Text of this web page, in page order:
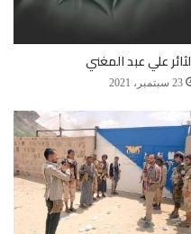
عقدته قيادات شركة
الماضي لغرض الحصول
تحقيق موارد للدولة
علي عبد المغني
23 سبتمبر، 2021